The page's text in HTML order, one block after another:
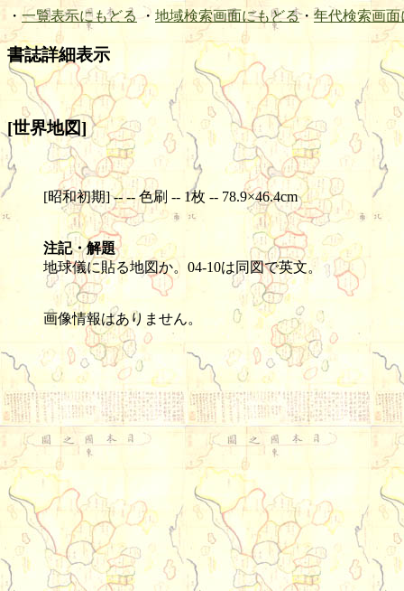
・ 一覧表示にもどる ・ 地域検索画面にもどる・ 年代検索画面
書誌詳細表示
[世界地図]
[昭和初期] -- -- 色刷 -- 1枚 -- 78.9×46.4cm
注記・解題
地球儀に貼る地図か。04-10は同図で英文。
画像情報はありません。